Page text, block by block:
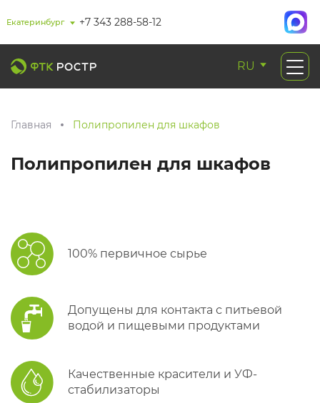
Екатеринбург +7 343 288-58-12
RU
Главная Полипропилен для шкафов
Полипропилен для шкафов
100% первичное сырье
Допущены для контакта с питьевой
водой и пищевыми продуктами
Качественные красители и УФ-
стабилизаторы